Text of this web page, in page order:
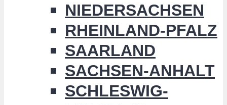
NIEDERSACHSEN
RHEINLAND-PFALZ
SAARLAND
SACHSEN-ANHALT
SCHLESWIG-